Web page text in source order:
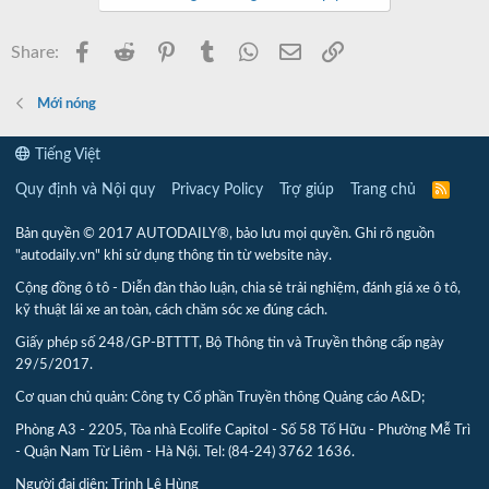
Share: Facebook
Reddit PinterestTumblr WhatsApp
Email
Mới nóng
Tiếng Việt
Quy định và Nội quy Privacy Policy Trợ giúp Trang chủ
R
Bản quyền © 2017 AUTODAILY®, bảo lưu mọi quyền. Ghi rõ nguồn
"autodaily.vn" khi sử dụng thông tin từ website này.
Cộng đồng ô tô - Diễn đàn thảo luận, chia sẻ trải nghiệm, đánh giá xe ô tô,
kỹ thuật lái xe an toàn, cách chăm sóc xe đúng cách.
Giấy phép số 248/GP-BTTTT, Bộ Thông tin và Truyền thông cấp ngày
29/5/2017.
Cơ quan chủ quản: Công ty Cổ phần Truyền thông Quảng cáo A&D;
Phòng A3 - 2205, Tòa nhà Ecolife Capitol - Số 58 Tố Hữu - Phường Mễ Trì
- Quận Nam Từ Liêm - Hà Nội. Tel: (84-24) 3762 1636.
Người đại diện: Trịnh Lê Hùng